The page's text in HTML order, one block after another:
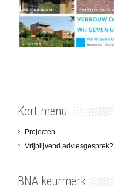
Kort menu
Projecten
Vrijblijvend adviesgesprek?
BNA keurmerk